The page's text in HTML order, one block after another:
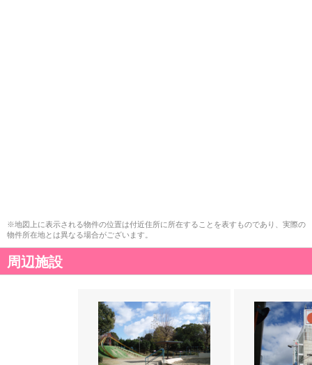
※地図上に表示される物件の位置は付近住所に所在することを表すものであり、実際の
物件所在地とは異なる場合がございます。
周辺施設